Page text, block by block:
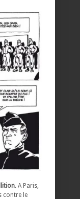
. A Paris,
contre le